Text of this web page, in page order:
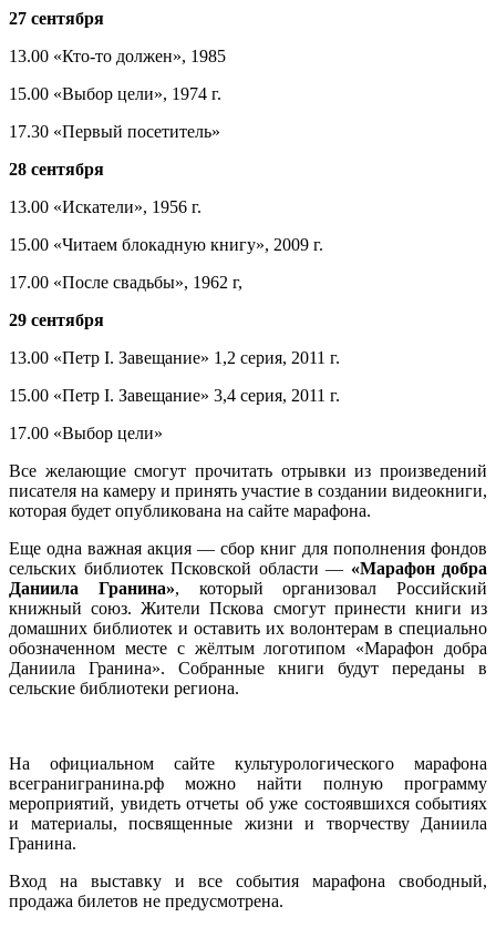
27 сентября
13.00 «Кто-то должен», 1985
15.00 «Выбор цели», 1974 г.
17.30 «Первый посетитель»
28 сентября
13.00 «Искатели», 1956 г.
15.00 «Читаем блокадную книгу», 2009 г.
17.00 «После свадьбы», 1962 г,
29 сентября
13.00 «Петр I. Завещание» 1,2 серия, 2011 г.
15.00 «Петр I. Завещание» 3,4 серия, 2011 г.
17.00 «Выбор цели»
Все желающие смогут прочитать отрывки из произведений
писателя на камеру и принять участие в создании видеокниги,
которая будет опубликована на сайте марафона.
Еще одна важная акция — сбор книг для пополнения фондов
сельских библиотек Псковской области — «Марафон добра
Даниила Гранина», который организовал Российский
книжный союз. Жители Пскова смогут принести книги из
домашних библиотек и оставить их волонтерам в специально
обозначенном месте с жёлтым логотипом «Марафон добра
Даниила Гранина». Собранные книги будут переданы в
сельские библиотеки региона.
На официальном сайте культурологического марафона
всегранигранина.рф можно найти полную программу
мероприятий, увидеть отчеты об уже состоявшихся событиях
и материалы, посвященные жизни и творчеству Даниила
Гранина.
Вход на выставку и все события марафона свободный,
продажа билетов не предусмотрена.